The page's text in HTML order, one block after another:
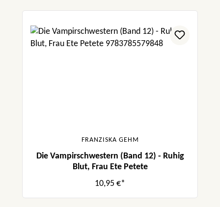
FRANZISKA GEHM
Die Vampirschwestern (Band 12) - Ruhig
Blut, Frau Ete Petete
10,95 €*